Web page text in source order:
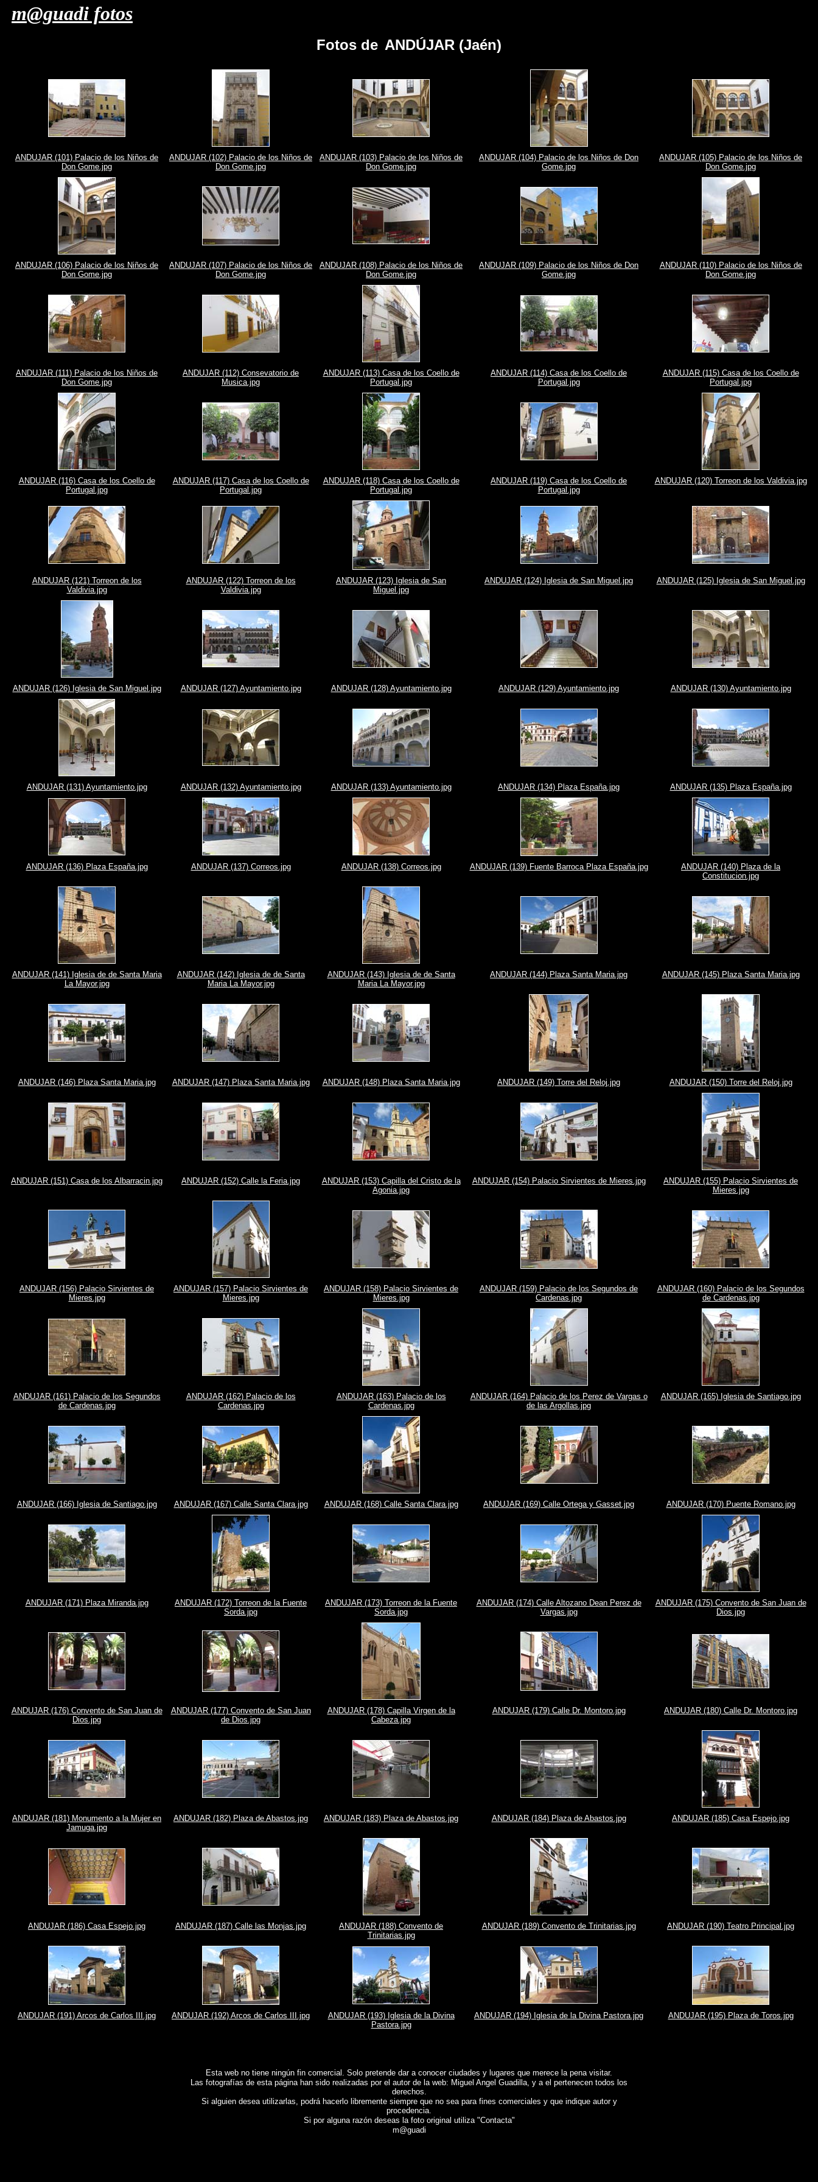
m@guadi fotos
Fotos de ANDÚJAR (Jaén)
ANDUJAR (101) Palacio de los Niños de
Don Gome.jpg
ANDUJAR (102) Palacio de los Niños de
Don Gome.jpg
ANDUJAR (103) Palacio de los Niños de
Don Gome.jpg
ANDUJAR (104) Palacio de los Niños de Don
Gome.jpg
ANDUJAR (105) Palacio de los Niños de
Don Gome.jpg
ANDUJAR (106) Palacio de los Niños de
Don Gome.jpg
ANDUJAR (107) Palacio de los Niños de
Don Gome.jpg
ANDUJAR (108) Palacio de los Niños de
Don Gome.jpg
ANDUJAR (109) Palacio de los Niños de Don
Gome.jpg
ANDUJAR (110) Palacio de los Niños de
Don Gome.jpg
ANDUJAR (111) Palacio de los Niños de
Don Gome.jpg
ANDUJAR (112) Consevatorio de
Musica.jpg
ANDUJAR (113) Casa de los Coello de
Portugal.jpg
ANDUJAR (114) Casa de los Coello de
Portugal.jpg
ANDUJAR (115) Casa de los Coello de
Portugal.jpg
ANDUJAR (116) Casa de los Coello de
Portugal.jpg
ANDUJAR (117) Casa de los Coello de
Portugal.jpg
ANDUJAR (118) Casa de los Coello de
Portugal.jpg
ANDUJAR (119) Casa de los Coello de
Portugal.jpg
ANDUJAR (120) Torreon de los Valdivia.jpg
ANDUJAR (121) Torreon de los
Valdivia.jpg
ANDUJAR (122) Torreon de los
Valdivia.jpg
ANDUJAR (123) Iglesia de San
Miguel.jpg
ANDUJAR (124) Iglesia de San Miguel.jpg ANDUJAR (125) Iglesia de San Miguel.jpg
ANDUJAR (126) Iglesia de San Miguel.jpg ANDUJAR (127) Ayuntamiento.jpg ANDUJAR (128) Ayuntamiento.jpg ANDUJAR (129) Ayuntamiento.jpg ANDUJAR (130) Ayuntamiento.jpg
ANDUJAR (131) Ayuntamiento.jpg ANDUJAR (132) Ayuntamiento.jpg ANDUJAR (133) Ayuntamiento.jpg ANDUJAR (134) Plaza España.jpg ANDUJAR (135) Plaza España.jpg
ANDUJAR (136) Plaza España.jpg ANDUJAR (137) Correos.jpg ANDUJAR (138) Correos.jpg ANDUJAR (139) Fuente Barroca Plaza España.jpg
ANDUJAR (140) Plaza de la
Constitucion.jpg
ANDUJAR (141) Iglesia de de Santa Maria
La Mayor.jpg
ANDUJAR (142) Iglesia de de Santa
Maria La Mayor.jpg
ANDUJAR (143) Iglesia de de Santa
Maria La Mayor.jpg
ANDUJAR (144) Plaza Santa Maria.jpg ANDUJAR (145) Plaza Santa Maria.jpg
ANDUJAR (146) Plaza Santa Maria.jpg ANDUJAR (147) Plaza Santa Maria.jpg ANDUJAR (148) Plaza Santa Maria.jpg ANDUJAR (149) Torre del Reloj.jpg ANDUJAR (150) Torre del Reloj.jpg
ANDUJAR (151) Casa de los Albarracin.jpg ANDUJAR (152) Calle la Feria.jpg
ANDUJAR (153) Capilla del Cristo de la
Agonia.jpg
ANDUJAR (154) Palacio Sirvientes de Mieres.jpg
ANDUJAR (155) Palacio Sirvientes de
Mieres.jpg
ANDUJAR (156) Palacio Sirvientes de
Mieres.jpg
ANDUJAR (157) Palacio Sirvientes de
Mieres.jpg
ANDUJAR (158) Palacio Sirvientes de
Mieres.jpg
ANDUJAR (159) Palacio de los Segundos de
Cardenas.jpg
ANDUJAR (160) Palacio de los Segundos
de Cardenas.jpg
ANDUJAR (161) Palacio de los Segundos
de Cardenas.jpg
ANDUJAR (162) Palacio de los
Cardenas.jpg
ANDUJAR (163) Palacio de los
Cardenas.jpg
ANDUJAR (164) Palacio de los Perez de Vargas o
de las Argollas.jpg
ANDUJAR (165) Iglesia de Santiago.jpg
ANDUJAR (166) Iglesia de Santiago.jpg ANDUJAR (167) Calle Santa Clara.jpg ANDUJAR (168) Calle Santa Clara.jpg ANDUJAR (169) Calle Ortega y Gasset.jpg ANDUJAR (170) Puente Romano.jpg
ANDUJAR (171) Plaza Miranda.jpg
ANDUJAR (172) Torreon de la Fuente
Sorda.jpg
ANDUJAR (173) Torreon de la Fuente
Sorda.jpg
ANDUJAR (174) Calle Altozano Dean Perez de
Vargas.jpg
ANDUJAR (175) Convento de San Juan de
Dios.jpg
ANDUJAR (176) Convento de San Juan de
Dios.jpg
ANDUJAR (177) Convento de San Juan
de Dios.jpg
ANDUJAR (178) Capilla Virgen de la
Cabeza.jpg
ANDUJAR (179) Calle Dr. Montoro.jpg ANDUJAR (180) Calle Dr. Montoro.jpg
ANDUJAR (181) Monumento a la Mujer en
Jamuga.jpg
ANDUJAR (182) Plaza de Abastos.jpg ANDUJAR (183) Plaza de Abastos.jpg ANDUJAR (184) Plaza de Abastos.jpg ANDUJAR (185) Casa Espejo.jpg
ANDUJAR (186) Casa Espejo.jpg ANDUJAR (187) Calle las Monjas.jpg
ANDUJAR (188) Convento de
Trinitarias.jpg
ANDUJAR (189) Convento de Trinitarias.jpg ANDUJAR (190) Teatro Principal.jpg
ANDUJAR (191) Arcos de Carlos III.jpg ANDUJAR (192) Arcos de Carlos III.jpg
ANDUJAR (193) Iglesia de la Divina
Pastora.jpg
ANDUJAR (194) Iglesia de la Divina Pastora.jpg ANDUJAR (195) Plaza de Toros.jpg
Esta web no tiene ningún fin comercial. Solo pretende dar a conocer ciudades y lugares que merece la pena visitar.
Las fotografías de esta página han sido realizadas por el autor de la web: Miguel Angel Guadilla, y a el pertenecen todos los
derechos.
Si alguien desea utilizarlas, podrá hacerlo libremente siempre que no sea para fines comerciales y que indique autor y
procedencia.
Si por alguna razón deseas la foto original utiliza "Contacta"
m@guadi